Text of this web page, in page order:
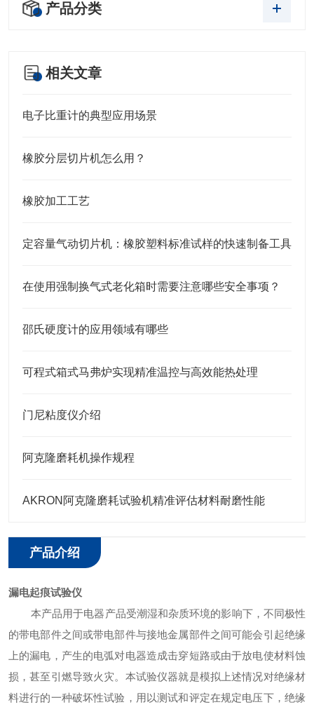
产品分类
相关文章
电子比重计的典型应用场景
橡胶分层切片机怎么用？
橡胶加工工艺
定容量气动切片机：橡胶塑料标准试样的快速制备工具
在使用强制换气式老化箱时需要注意哪些安全事项？
邵氏硬度计的应用领域有哪些
可程式箱式马弗炉实现精准温控与高效能热处理
门尼粘度仪介绍
阿克隆磨耗机操作规程
AKRON阿克隆磨耗试验机精准评估材料耐磨性能
产品介绍
漏电起痕试验仪
本产品用于电器产品受潮湿和杂质环境的影响下，不同极性
的带电部件之间或带电部件与接地金属部件之间可能会引起绝缘
上的漏电，产生的电弧对电器造成击穿短路或由于放电使材料蚀
损，甚至引燃导致火灾。本试验仪器就是模拟上述情况对绝缘材
料进行的一种破坏性试验，用以测试和评定在规定电压下，绝缘